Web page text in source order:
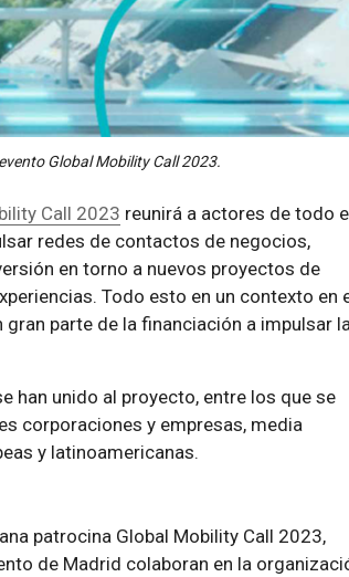
Global Mobility Call 2023.
Call 2023 reunirá a actores de todo
redes de contactos de negocios,
en torno a nuevos proyectos de
Todo esto en un contexto en
gran parte de la financiación a impulsar
han unido al proyecto, entre los que se
corporaciones y empresas, media
y latinoamericanas.
patrocina Global Mobility Call 2023,
de Madrid colaboran en la